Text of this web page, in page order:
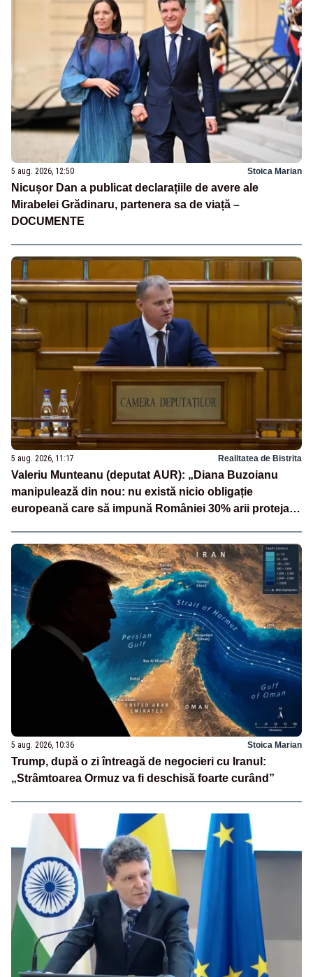
5 aug. 2026, 12:50 Stoica Marian
Nicușor Dan a publicat declarațiile de avere ale
Mirabelei Grădinaru, partenera sa de viață –
DOCUMENTE
5 aug. 2026, 11:17 Realitatea de Bistrita
Valeriu Munteanu (deputat AUR): „Diana Buzoianu
manipulează din nou: nu există nicio obligație
europeană care să impună României 30% arii protejate
5 aug. 2026, 10:36 Stoica Marian
Trump, după o zi întreagă de negocieri cu Iranul:
„Strâmtoarea Ormuz va fi deschisă foarte curând”